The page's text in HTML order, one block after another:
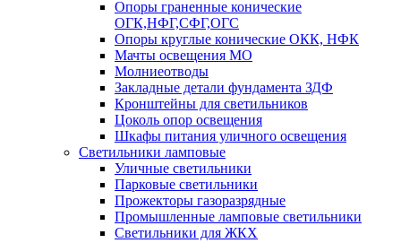
Опоры граненные конические
ОГК,НФГ,СФГ,ОГС
Опоры круглые конические ОКК, НФК
Мачты освещения МО
Молниеотводы
Закладные детали фундамента ЗДФ
Кронштейны для светильников
Цоколь опор освещения
Шкафы питания уличного освещения
Светильники ламповые
Уличные светильники
Парковые светильники
Прожекторы газоразрядные
Промышленные ламповые светильники
Светильники для ЖКХ